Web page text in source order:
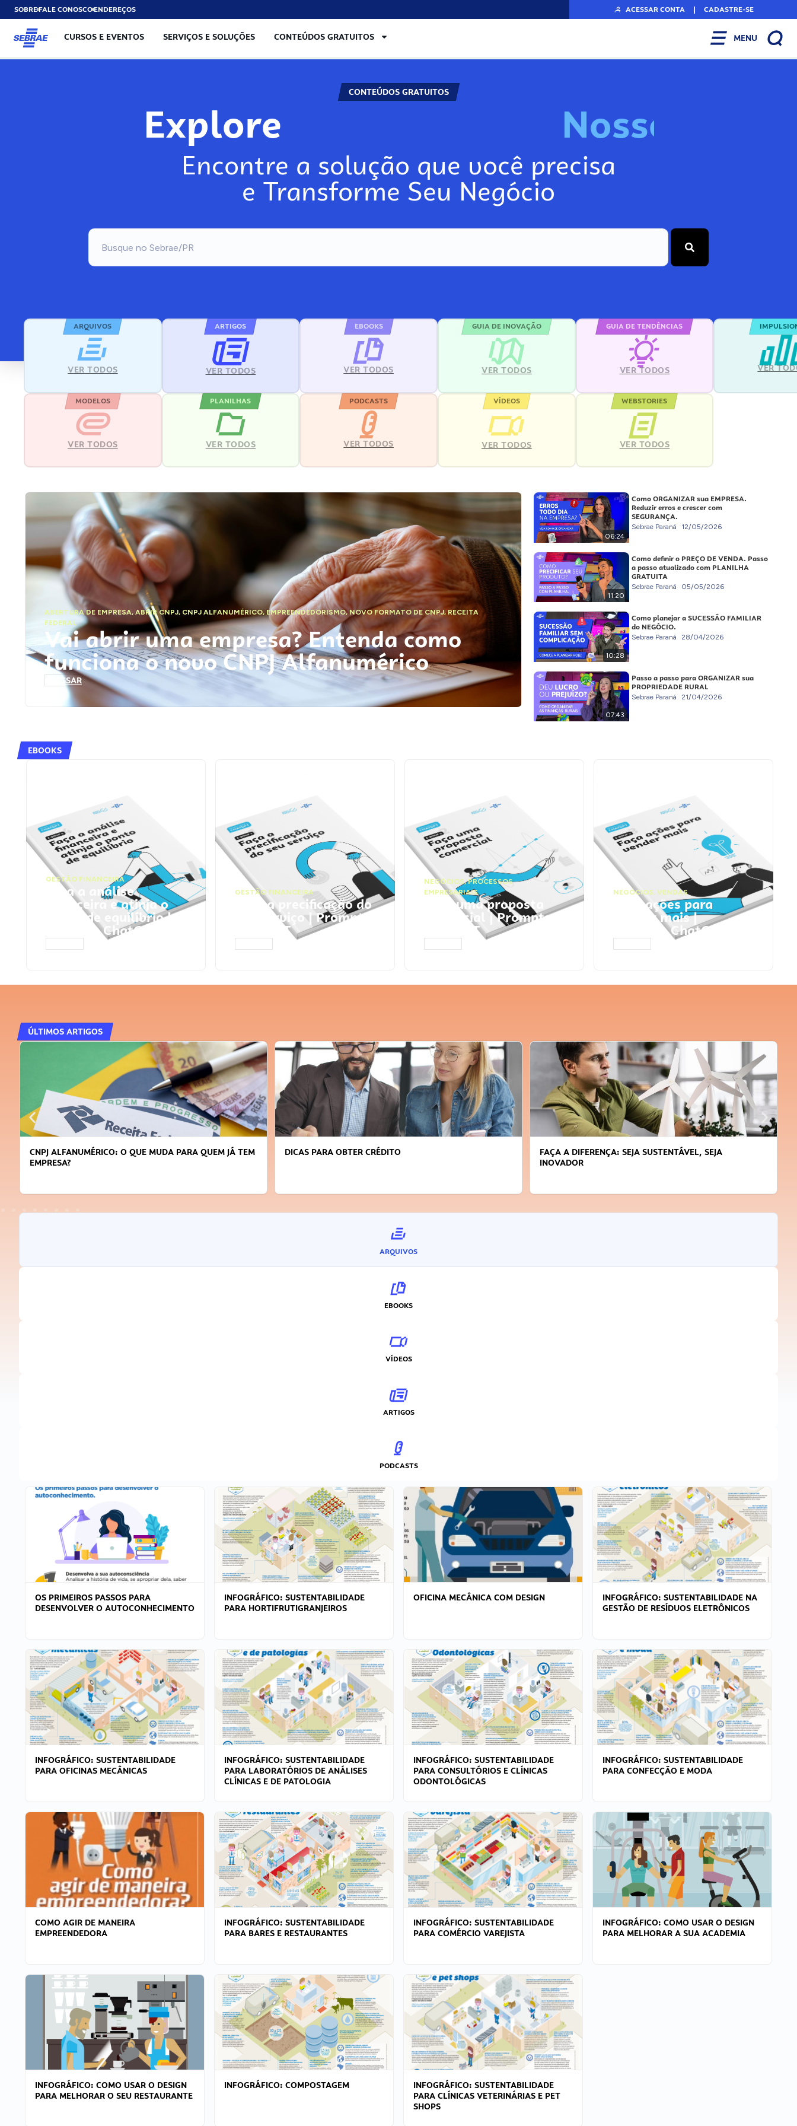
SOBREFALE CONOSCOENDEREÇOS ACESSAR CONTA | CADASTRE-SE
CURSOS E EVENTOS SERVIÇOS E SOLUÇÕES CONTEÚDOS GRATUITOS MENU
CONTEÚDOS GRATUITOS
Explore No
Encontre a solução que você precisa
e Transforme Seu Negócio
ARQUIVOS
VER TODOS
ARTIGOS
VER TODOS
EBOOKS
VER TODOS
GUIA DE INOVAÇÃO
VER TODOS
GUIA DE TENDÊNCIAS
VER TODOS VER
MODELOS
VER TODOS
PLANILHAS
VER TODOS
PODCASTS
VER TODOS
VÍDEOS
VER TODOS
WEBSTORIES
VER TODOS
ABERTURA DE EMPRESA,ABRIR CNPJ, CNPJ ALFANUMÉRICO, EMPREENDEDORISMO,NOVO FORMATO DE CNPJ,RECEITA
FEDERAL
Vai abrir uma empresa? Entenda como
funciona o novo CNPJ Alfanumérico
ACESSAR
06:24
Como ORGANIZAR sua EMPRESA.
Reduzir erros e crescer com
SEGURANÇA.
Sebrae Paraná 12/05/2026
11:20
Como definir o PREÇO DE VENDA. Passo
a passo atualizado com PLANILHA
GRATUITA
Sebrae Paraná 05/05/2026
10:28
Como planejar a SUCESSÃO FAMILIAR
do NEGÓCIO.
Sebrae Paraná 28/04/2026
07:43
Passo a passo para ORGANIZAR sua
PROPRIEDADE RURAL
Sebrae Paraná 21/04/2026
EBOOKS
GESTÃO FINANCEIRA
Faça a análise
financeira e atinja o
ponto de equilíbrio |
Prompts ChatGPT
GESTÃO FINANCEIRA
Faça a precificação do
seu serviço | Prompts
ChatGPT
NEGÓCIOS,PROCESSOS
EMPRESARIAIS
Faça uma proposta
comercial | Prompts
ChatGPT
NEGÓCIOS, VENDAS
Faça ações para
vender mais |
Prompts ChatGPT
ÚLTIMOS ARTIGOS
DICAS PARA OBTER CRÉDITO
FAÇA A DIFERENÇA: SEJA SUSTENTÁVEL, SEJA
APRENDA A GERENCIAR O SEU TEMPO
ARQUIVOS
EBOOKS
VÍDEOS
ARTIGOS
PODCASTS
OS PRIMEIROS PASSOS PARA
DESENVOLVER O AUTOCONHECIMENTO
INFOGRÁFICO: SUSTENTABILIDADE
PARA HORTIFRUTIGRANJEIROS
OFICINA MECÂNICA COM DESIGN
INFOGRÁFICO: SUSTENTABILIDADE NA
GESTÃO DE RESÍDUOS ELETRÔNICOS
INFOGRÁFICO: SUSTENTABILIDADE
PARA OFICINAS MECÂNICAS
INFOGRÁFICO: SUSTENTABILIDADE
PARA LABORATÓRIOS DE ANÁLISES
CLÍNICAS E DE PATOLOGIA
INFOGRÁFICO: SUSTENTABILIDADE
PARA CONSULTÓRIOS E CLÍNICAS
ODONTOLÓGICAS
INFOGRÁFICO: SUSTENTABILIDADE
PARA CONFECÇÃO E MODA
COMO AGIR DE MANEIRA
EMPREENDEDORA
INFOGRÁFICO: SUSTENTABILIDADE
PARA BARES E RESTAURANTES
INFOGRÁFICO: SUSTENTABILIDADE
PARA COMÉRCIO VAREJISTA
INFOGRÁFICO: COMO USAR O DESIGN
PARA MELHORAR A SUA ACADEMIA
INFOGRÁFICO: COMO USAR O DESIGN
PARA MELHORAR O SEU RESTAURANTE
INFOGRÁFICO: COMPOSTAGEM
INFOGRÁFICO: SUSTENTABILIDADE
PARA CLÍNICAS VETERINÁRIAS E PET
SHOPS